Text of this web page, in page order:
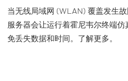
当无线局域网 (WLAN) 覆盖发生
服务器会让运行着霍尼韦尔终端
免丢失数据和时间。了解更多。